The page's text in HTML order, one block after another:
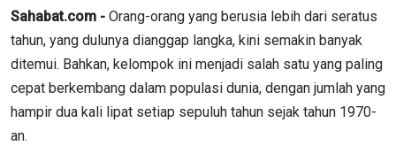
Sahabat.com - Orang-orang yang berusia lebih dari seratus
tahun, yang dulunya dianggap langka, kini semakin banyak
ditemui. Bahkan, kelompok ini menjadi salah satu yang paling
cepat berkembang dalam populasi dunia, dengan jumlah yang
hampir dua kali lipat setiap sepuluh tahun sejak tahun 1970-
an.